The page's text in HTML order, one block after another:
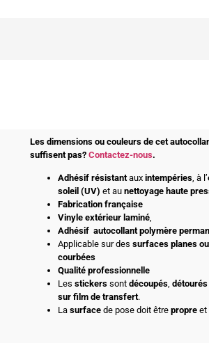
Les dimensions ou couleurs de cet
suffisent pas? Contactez-nous.
Adhésif résistantaux intempéries, à l’
soleil (UV) et au nettoyage haute
Fabrication française
Vinyle extérieur laminé,
Adhésif autocollant polymère
Applicable sur des surfaces planes
courbées
Qualité professionnelle
Les stickerssont découpés, détourés
sur film de transfert.
La surfacede pose doit être propreet